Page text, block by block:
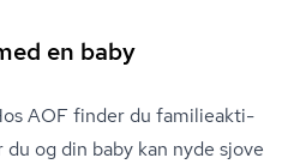
en baby
AOF finder du fa­mi­lie­ak­ti­
og din baby kan nyde sjove